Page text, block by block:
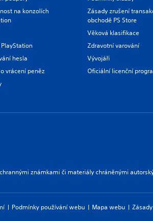
na konzolích
hesla
vrácení peněz
Zásady zrušení
obchodě PS Store
Věková klasifikace
Zdravotní varování
Vývojáři
Oficiální licenční
známkami či materiály chráněnými
Podmínky používání webu Mapa webu